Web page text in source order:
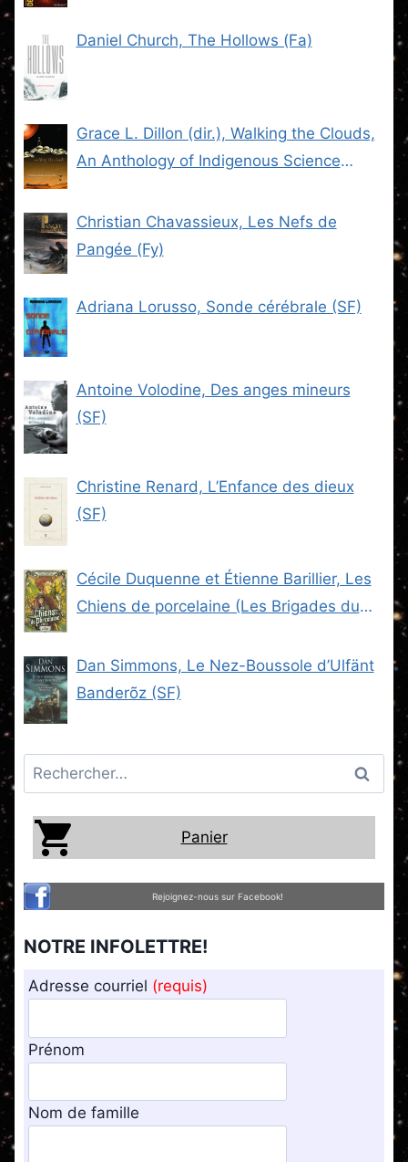
Daniel Church, The Hollows (Fa)
Grace L. Dillon (dir.), Walking the Clouds,
An Anthology of Indigenous Science
Christian Chavassieux, Les Nefs de
Pangée (Fy)
Adriana Lorusso, Sonde cérébrale (SF)
Antoine Volodine, Des anges mineurs
(SF)
Christine Renard, L’Enfance des dieux
(SF)
Cécile Duquenne et Étienne Barillier, Les
Chiens de porcelaine (Les Brigades du
Dan Simmons, Le Nez-Boussole d’Ulfänt
Banderõz (SF)
Rechercher :
Panier
Rejoignez-nous sur Facebook!
NOTRE INFOLETTRE!
Adresse courriel (requis)
Prénom
Nom de famille